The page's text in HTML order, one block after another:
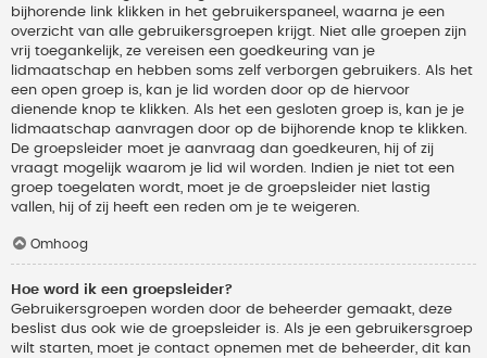
bijhorende link klikken in het gebruikerspaneel, waarna je een
overzicht van alle gebruikersgroepen krijgt. Niet alle groepen zijn
vrij toegankelijk, ze vereisen een goedkeuring van je
lidmaatschap en hebben soms zelf verborgen gebruikers. Als het
een open groep is, kan je lid worden door op de hiervoor
dienende knop te klikken. Als het een gesloten groep is, kan je je
lidmaatschap aanvragen door op de bijhorende knop te klikken.
De groepsleider moet je aanvraag dan goedkeuren, hij of zij
vraagt mogelijk waarom je lid wil worden. Indien je niet tot een
groep toegelaten wordt, moet je de groepsleider niet lastig
vallen, hij of zij heeft een reden om je te weigeren.
Omhoog
Hoe word ik een groepsleider?
Gebruikersgroepen worden door de beheerder gemaakt, deze
beslist dus ook wie de groepsleider is. Als je een gebruikersgroep
wilt starten, moet je contact opnemen met de beheerder, dit kan